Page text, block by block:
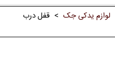
لوازم یدکی جک > قفل درب